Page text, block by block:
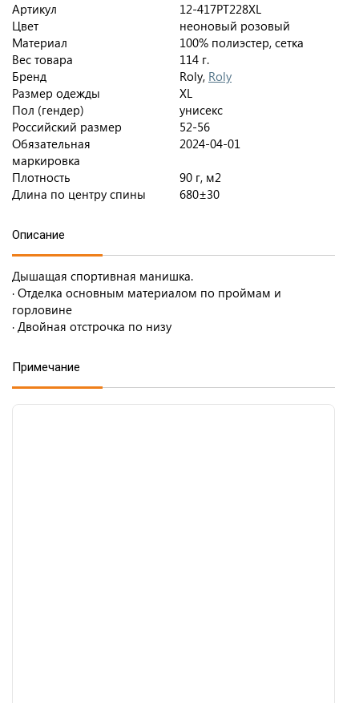
Артикул
12-417PT228XL
Цвет
неоновый розовый
Материал
100% полиэстер, сетка
Вес товара
114 г.
Бренд
Roly, Roly
Размер одежды
XL
Пол (гендер)
унисекс
Российский размер
52-56
Обязательная
маркировка
2024-04-01
Плотность
90 г, м2
Длина по центру спины
680±30
Описание
Дышащая спортивная манишка.
· Отделка основным материалом по проймам и
горловине
· Двойная отстрочка по низу
Примечание